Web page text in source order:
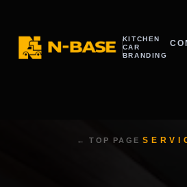
KITCHEN
CAR
BRANDING
← TOP PAGE